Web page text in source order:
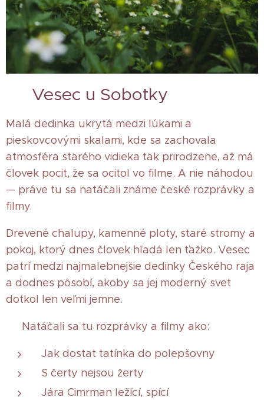
🌾 Vesec u Sobotky
Malá dedinka ukrytá medzi lúkami a
pieskovcovými skalami, kde sa zachovala
atmosféra starého vidieka tak prirodzene, až má
človek pocit, že sa ocitol vo filme. A nie náhodou
— práve tu sa natáčali známe české rozprávky a
filmy.
Drevené chalupy, kamenné ploty, staré stromy a
pokoj, ktorý dnes človek hľadá len ťažko. Vesec
patrí medzi najmalebnejšie dedinky Českého raja
a dodnes pôsobí, akoby sa jej moderný svet
dotkol len veľmi jemne.
🎬 Natáčali sa tu rozprávky a filmy ako:
Jak dostat tatínka do polepšovny
S čerty nejsou žerty
Jára Cimrman ležící, spící